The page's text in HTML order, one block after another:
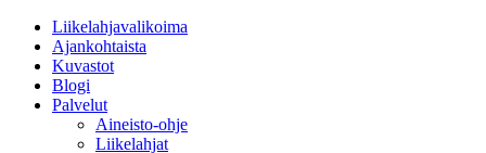
Liikelahjavalikoima
Ajankohtaista
Kuvastot
Blogi
Palvelut
Aineisto-ohje
Liikelahjat